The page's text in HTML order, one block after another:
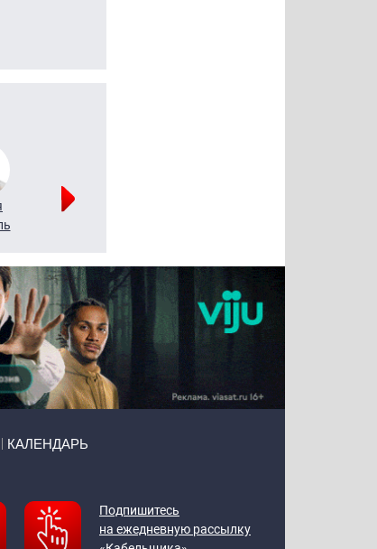
КАЛЕНДАРЬ
Подпишитесь
на ежедневную рассылку